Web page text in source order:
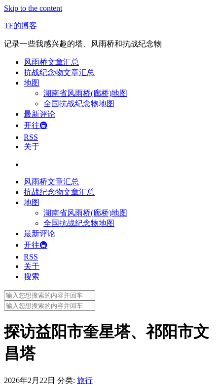
Skip to the content
TF的博客
记录一些我感兴趣的塔、风雨桥和抗战纪念物
风雨桥文章汇总
抗战纪念物文章汇总
地图
湖南省风雨桥(廊桥)地图
全国抗战纪念物地图
最新评论
开往🚇
RSS
关于
风雨桥文章汇总
抗战纪念物文章汇总
地图
湖南省风雨桥(廊桥)地图
全国抗战纪念物地图
最新评论
开往🚇
RSS
关于
搜索
Search
for:
Search
for:
探访益阳市奎星塔、祁阳市文
昌塔
2026年2月22日 分类: 旅行